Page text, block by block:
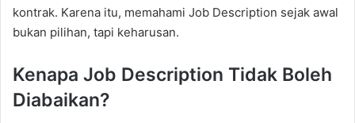
kontrak. Karena itu, memahami Job Description sejak awal
bukan pilihan, tapi keharusan.
Kenapa Job Description Tidak Boleh
Diabaikan?